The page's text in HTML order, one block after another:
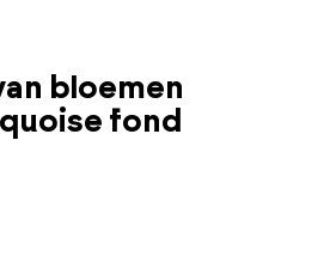
bloemen
fond